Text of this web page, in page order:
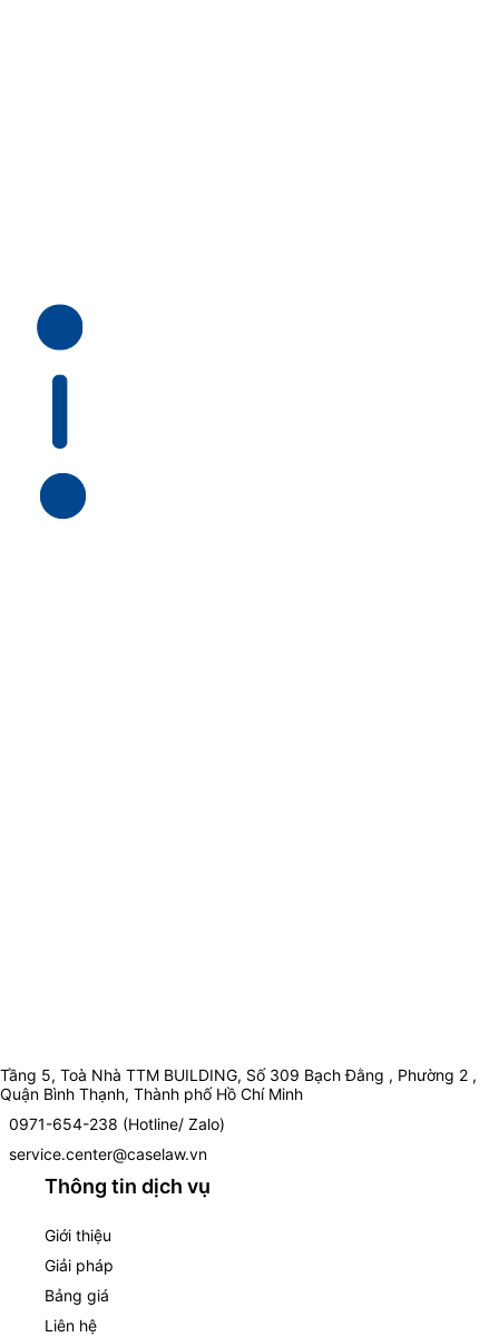
Tầng 5, Toà Nhà TTM BUILDING, Số 309 Bạch Đằng , Phường 2 ,
Quận Bình Thạnh, Thành phố Hồ Chí Minh
0971-654-238 (Hotline/ Zalo)
service.center@caselaw.vn
Thông tin dịch vụ
Giới thiệu
Giải pháp
Bảng giá
Liên hệ